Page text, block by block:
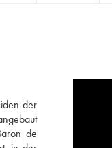
der
de